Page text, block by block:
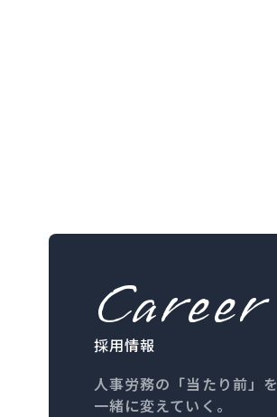
Career
採用情報
人事労務の「当たり前」を
一緒に変えていく。